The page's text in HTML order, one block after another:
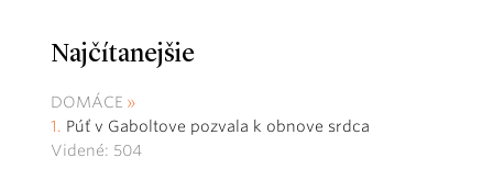
Najčítanejšie
DOMÁCE
Púť v Gaboltove pozvala k obnove srdca
Videné: 504